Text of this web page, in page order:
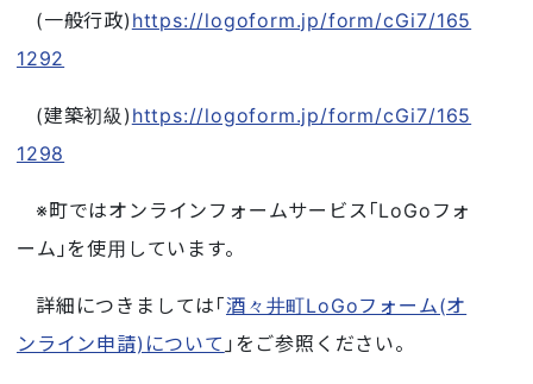
(一般行政) https://logoform.jp/form/cGi7/165
1292
(建築初級) https://logoform.jp/form/cGi7/165
1298
※町ではオンラインフォームサービス｢LoGoフォ
ーム｣を使用しています。
詳細につきましては｢酒々井町LoGoフォーム(オ
ンライン申請)について ｣をご参照ください。